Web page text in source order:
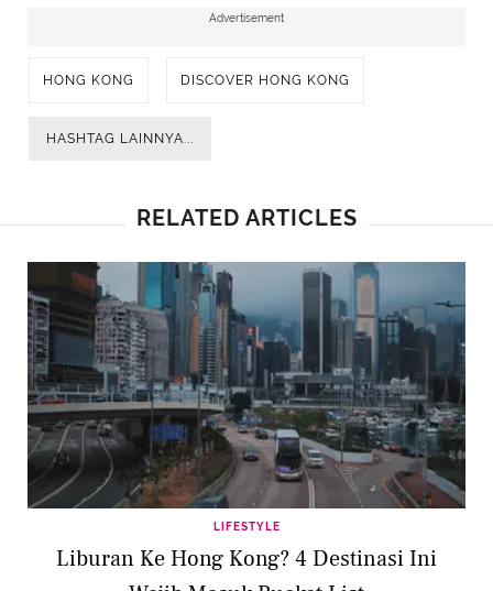
Advertisement
HONG KONG DISCOVER HONG KONG
HASHTAG LAINNYA...
RELATED ARTICLES
LIFESTYLE
Liburan Ke Hong Kong? 4 Destinasi Ini